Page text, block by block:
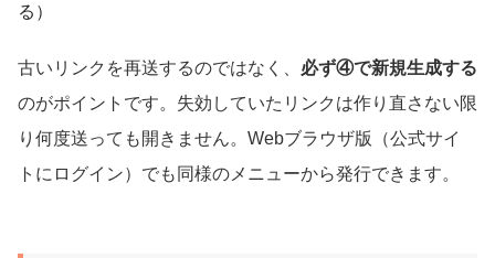
る）
古いリンクを再送するのではなく、 必ず④で新規生成する
のがポイントです。失効していたリンクは作り直さない限
り何度送っても開きません。Webブラウザ版（公式サイ
トにログイン）でも同様のメニューから発行できます。